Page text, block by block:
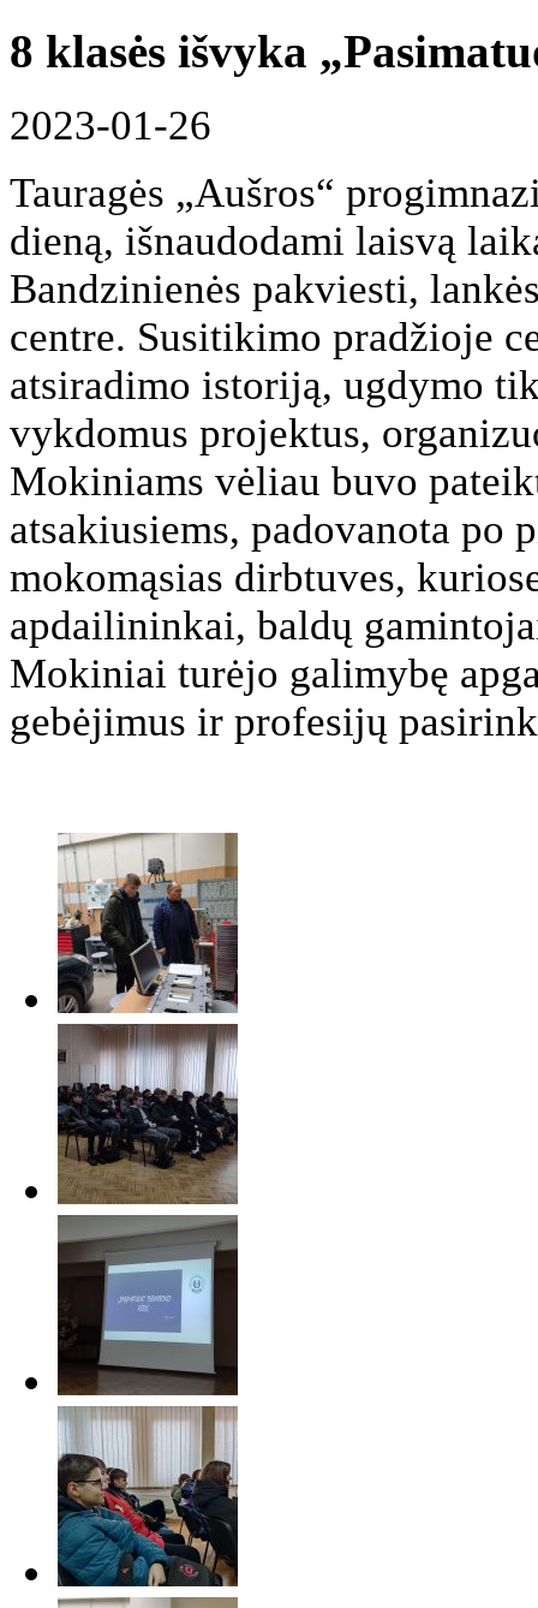
8 klasės išvyka
2023-01-26
Tauragės „Aušros“
dieną, išnaudodami laisvą
Bandzinienės pakviesti,
centre. Susitikimo pradžioje
atsiradimo istoriją, ugdymo
vykdomus projektus,
Mokiniams vėliau buvo
atsakiusiems, padovanota
mokomąsias dirbtuves,
apdailininkai, baldų
Mokiniai turėjo galimybę
gebėjimus ir profesijų